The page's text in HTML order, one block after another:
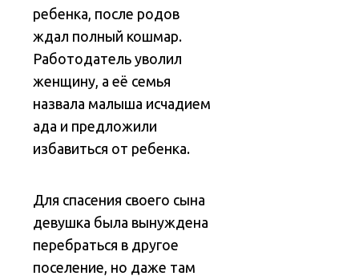
ребенка, после родов
ждал полный кошмар.
Работодатель уволил
женщину, а её семья
назвала малыша исчадием
ада и предложили
избавиться от ребенка.
Для спасения своего сына
девушка была вынуждена
перебраться в другое
поселение, но даже там